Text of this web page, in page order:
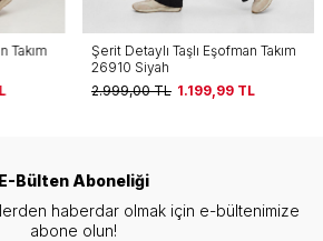
Takım
Şerit Detaylı Taşlı Eşofman Takım
26910 Siyah
2.999,00TL 1.199,99TL
E-Bülten Aboneliği
haberdar olmak için e-bültenimize
abone olun!